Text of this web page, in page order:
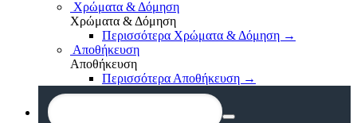
Χρώματα & Δόμηση
Χρώματα & Δόμηση
Περισσότερα Χρώματα & Δόμηση →
Αποθήκευση
Αποθήκευση
Περισσότερα Αποθήκευση →